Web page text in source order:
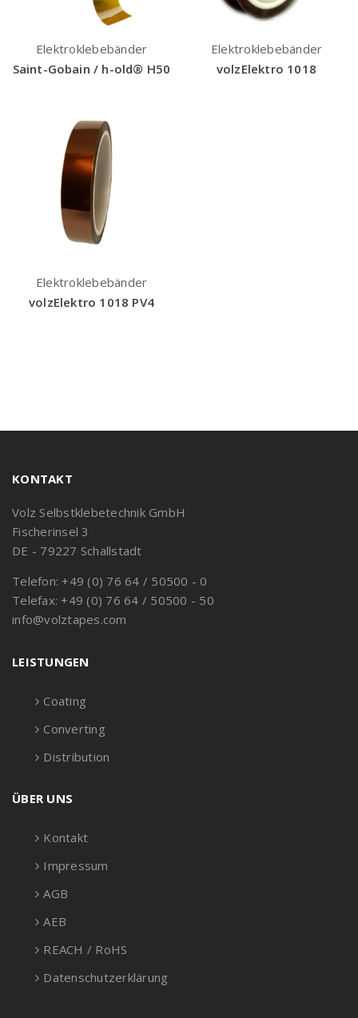
Elektroklebebänder
Saint-Gobain / h-old® H50
Elektroklebebänder
volzElektro 1018
Elektroklebebänder
volzElektro 1018 PV4
KONTAKT
Volz Selbstklebetechnik GmbH
Fischerinsel 3
DE - 79227 Schallstadt
Telefon: +49 (0) 76 64 / 50500 - 0
Telefax: +49 (0) 76 64 / 50500 - 50
info@volztapes.com
LEISTUNGEN
Coating
Converting
Distribution
ÜBER UNS
Kontakt
Impressum
AGB
AEB
REACH / RoHS
Datenschutzerklärung